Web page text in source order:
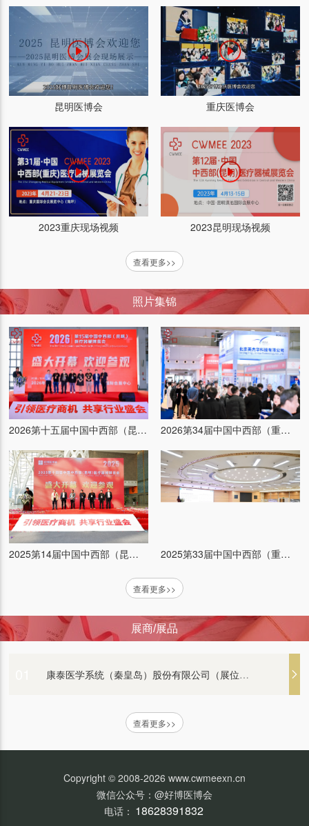
昆明医博会 重庆医博会
2023重庆现场视频 2023昆明现场视频
查看更多>>
照片集锦
2026第十五届中国中西部（昆明）医疗器械博览会 2026第34届中国中西部（重庆）医疗器械博览会
2025第14届中国中西部（昆明）医疗器械博览会 2025第33届中国中西部（重庆）医疗器械博览会
查看更多>>
展商/展品
普康医疗（展位：）
艾康生物技术（杭州）有限公司 （展位：）
江苏普仕达医疗科技有限公司（展位：）
汕头市超声仪器研究所股份有限公司（展位：）
康泰医学系统（秦皇岛）股份有限公司（展位：）
北京白象新技术有限公司（展位：）
查看更多>>
Copyright © 2008-2026 www.cwmeexn.cn
微信公众号：@好博医博会
电话： 18628391832